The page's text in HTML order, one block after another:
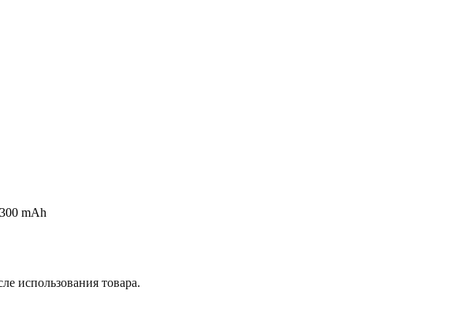
mAh
использования товара.